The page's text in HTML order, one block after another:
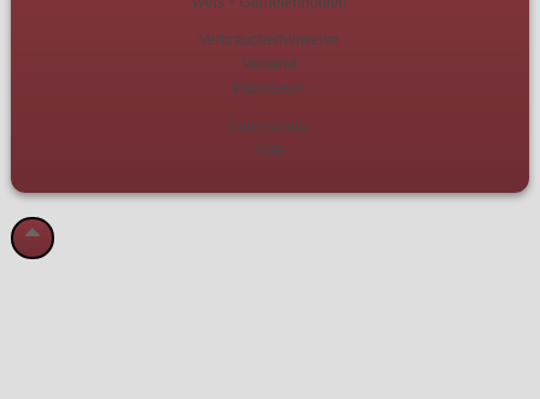
Verbraucherhinweise
Versand
Impressum
Datenschutz
AGB